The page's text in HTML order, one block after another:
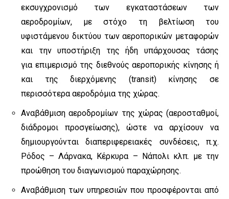
εκσυγχρονισμό των εγκαταστάσεων των
αεροδρομίων, με στόχο τη βελτίωση του
υφιστάμενου δικτύου των αεροπορικών μεταφορών
και την υποστήριξη της ήδη υπάρχουσας τάσης
για επιμερισμό της διεθνούς αεροπορικής κίνησης ή
και της διερχόμενης (transit) κίνησης σε
περισσότερα αεροδρόμια της χώρας.
Αναβάθμιση αεροδρομίων της χώρας (αεροσταθμοί,
διάδρομοι προσγείωσης), ώστε να αρχίσουν να
δημιουργούνται διαπεριφερειακές συνδέσεις, π.χ.
Ρόδος – Λάρνακα, Κέρκυρα – Νάπολι κλπ. με την
προώθηση του διαγωνισμού παραχώρησης.
Αναβάθμιση των υπηρεσιών που προσφέρονται από